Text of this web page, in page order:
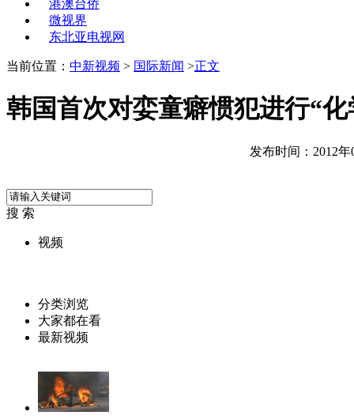
港澳台侨
微视界
东北亚电视网
当前位置： 中新视频 > 国际新闻 >正文
韩国首次对娈童癖惯犯进行“化
发布时间：2012年
搜 索
视频
分类浏览
大家都在看
最新视频